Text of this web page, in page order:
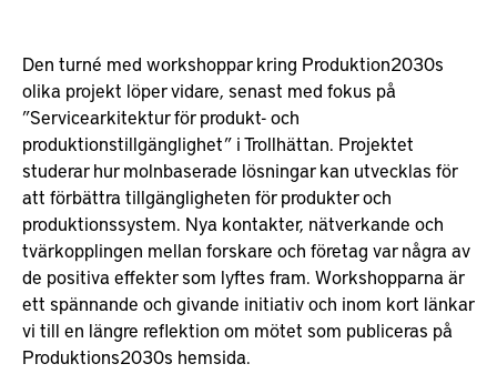
Den turné med workshoppar kring Produktion2030s
olika projekt löper vidare, senast med fokus på
”Servicearkitektur för produkt- och
produktionstillgänglighet” i Trollhättan. Projektet
studerar hur molnbaserade lösningar kan utvecklas för
att förbättra tillgängligheten för produkter och
produktionssystem. Nya kontakter, nätverkande och
tvärkopplingen mellan forskare och företag var några av
de positiva effekter som lyftes fram. Workshopparna är
ett spännande och givande initiativ och inom kort länkar
vi till en längre reflektion om mötet som publiceras på
Produktions2030s hemsida.